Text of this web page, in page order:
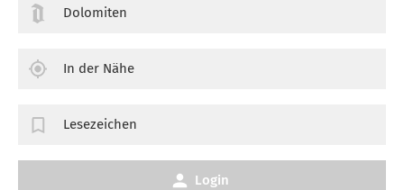
Dolomiten
In der Nähe
Lesezeichen
Login